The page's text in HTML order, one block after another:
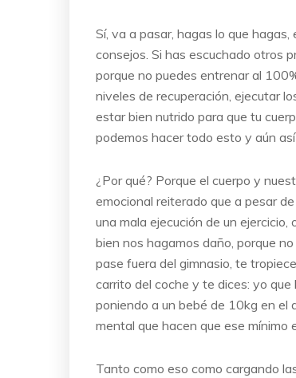
Sí, va a pasar, hagas lo que
consejos. Si has escuchado otros
porque no puedes entrenar al
niveles de recuperación, ejecutar
estar bien nutrido para que tu
podemos hacer todo esto y aún
¿Por qué? Porque el cuerpo y
emocional reiterado que a pesar
una mala ejecución de un
bien nos hagamos daño, porque
pase fuera del gimnasio, te
carrito del coche y te dices: yo
poniendo a un bebé de 10kg en el
mental que hacen que ese mínimo
Tanto como eso como cargando